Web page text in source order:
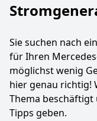
Sie suchen nach
für Ihren
möglichst wenig
hier genau richtig!
Thema
Tipps geben.